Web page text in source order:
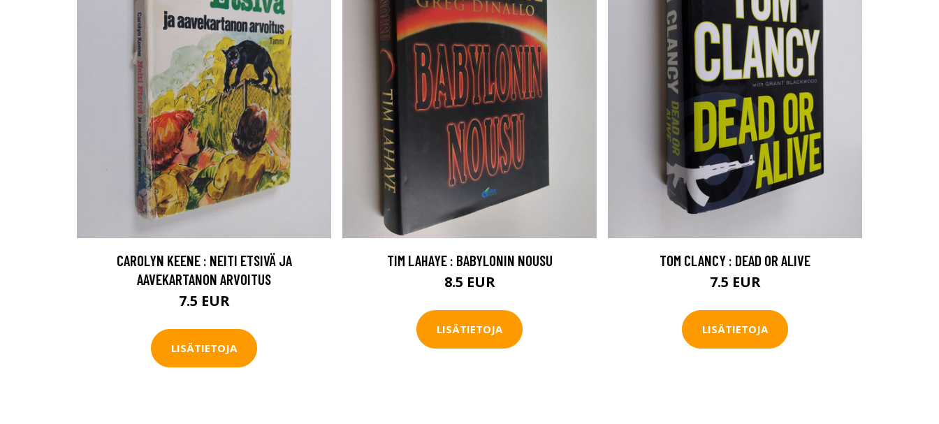
CAROLYN KEENE : NEITI ETSIVÄ JA
AAVEKARTANON ARVOITUS
7.5 EUR
LISÄTIETOJA
TIM LAHAYE : BABYLONIN NOUSU
8.5 EUR
LISÄTIETOJA
TOM CLANCY : DEAD OR ALIVE
7.5 EUR
LISÄTIETOJA